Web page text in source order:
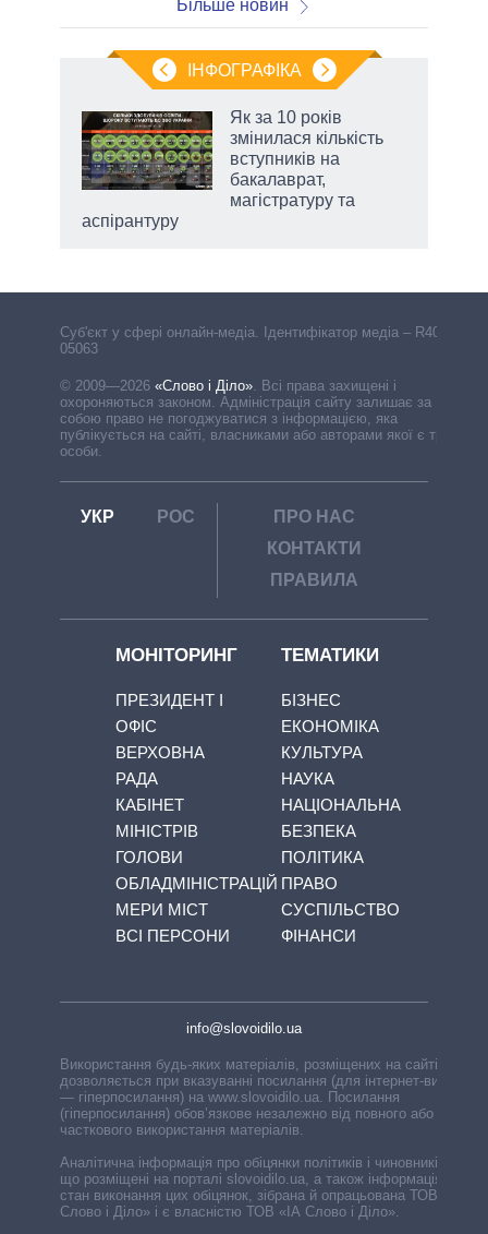
Більше новин
ІНФОГРАФІКА
Як за 10 років
змінилася кількість
вступників на
бакалаврат,
магістратуру та
аспірантуру
Cуб'єкт у сфері онлайн-медіа. Ідентифікатор медіа – R40-
05063
© 2009—2026 «Слово і Діло». Всі права захищені і
охороняються законом. Адміністрація сайту залишає за
собою право не погоджуватися з інформацією, яка
публікується на сайті, власниками або авторами якої є треті
особи.
УКР РОС
ПРО НАС
КОНТАКТИ
ПРАВИЛА
МОНІТОРИНГ
ПРЕЗИДЕНТ І
ОФІС
ВЕРХОВНА
РАДА
КАБІНЕТ
МІНІСТРІВ
ГОЛОВИ
ОБЛАДМІНІСТРАЦІЙ
МЕРИ МІСТ
ВСІ ПЕРСОНИ
ТЕМАТИКИ
БІЗНЕС
ЕКОНОМІКА
КУЛЬТУРА
НАУКА
НАЦІОНАЛЬНА
БЕЗПЕКА
ПОЛІТИКА
ПРАВО
СУСПІЛЬСТВО
ФІНАНСИ
info@slovoidilo.ua
Використання будь-яких матеріалів, розміщених на сайті,
дозволяється при вказуванні посилання (для інтернет-видань
— гіперпосилання) на www.slovoidilo.ua. Посилання
(гіперпосилання) обов’язкове незалежно від повного або
часткового використання матеріалів.
Аналітична інформація про обіцянки політиків і чиновників,
що розміщені на порталі slovoidilo.ua, а також інформація про
стан виконання цих обіцянок, зібрана й опрацьована ТОВ «ІА
Слово і Діло» і є власністю ТОВ «ІА Слово і Діло».